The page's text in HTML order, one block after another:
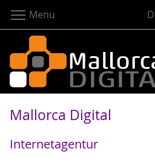
Menu
Mallorca Digital
Internetagentur